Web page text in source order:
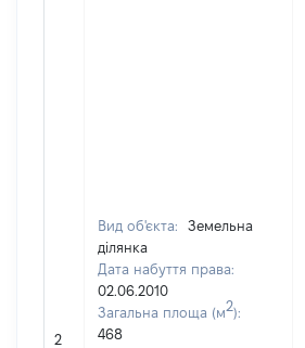
2
Вид об'єкта:
Земельна
ділянка
Дата набуття права:
02.06.2010
Загальна площа (м2):
468